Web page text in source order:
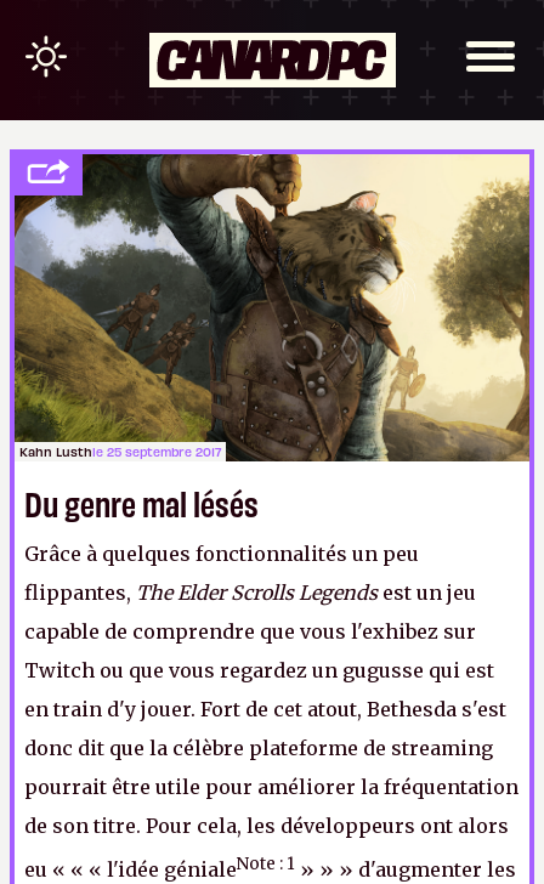
Kahn Lusthle 25 septembre 2017
Du genre mal lésés
Grâce à quelques fonctionnalités un peu
flippantes, The Elder Scrolls Legendsest un jeu
capable de comprendre que vous l'exhibez sur
Twitch ou que vous regardez un gugusse qui est
en train d'y jouer. Fort de cet atout, Bethesda s'est
donc dit que la célèbre plateforme de streaming
pourrait être utile pour améliorer la fréquentation
de son titre. Pour cela, les développeurs ont alors
eu « « « l'idée génialeNote : 1 » » » d'augmenter les